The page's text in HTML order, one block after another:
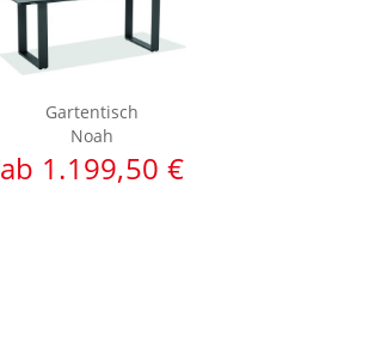
Gartentisch
Noah
ab 1.199,50 €